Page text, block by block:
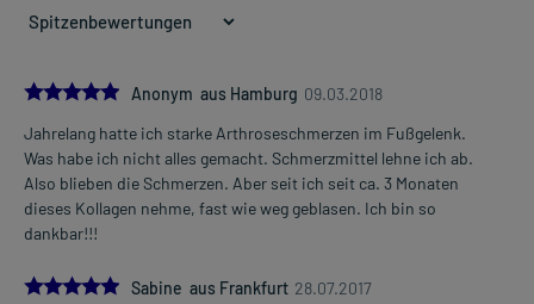
5.0Anonym aus Hamburg 09.03.2018
Jahrelang hatte ich starke Arthroseschmerzen im Fußgelenk.
Was habe ich nicht alles gemacht. Schmerzmittel lehne ich ab.
Also blieben die Schmerzen. Aber seit ich seit ca. 3 Monaten
dieses Kollagen nehme, fast wie weg geblasen. Ich bin so
dankbar!!!
5.0
Sabine aus Frankfurt 28.07.2017